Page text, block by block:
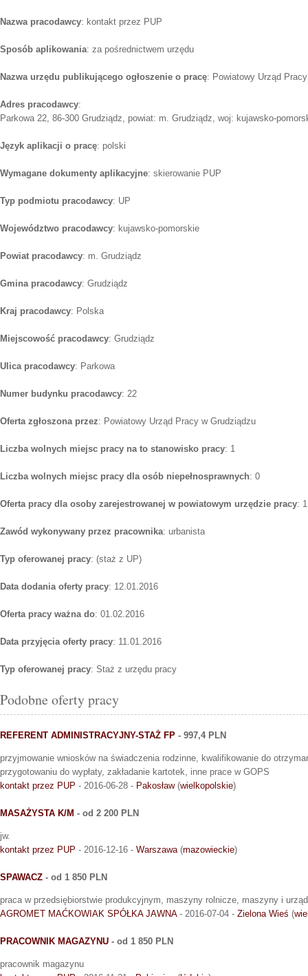
Nazwa pracodawcy: kontakt przez PUP
Sposób aplikowania: za pośrednictwem urzędu
Nazwa urzędu publikującego ogłoszenie o pracę: Powiatowy Urząd
Adres pracodawcy:
Parkowa 22, 86-300 Grudziądz, powiat: m. Grudziądz, woj: kujawsko-
Język aplikacji o pracę: polski
Wymagane dokumenty aplikacyjne: skierowanie PUP
Typ podmiotu pracodawcy: UP
Województwo pracodawcy: kujawsko-pomorskie
Powiat pracodawcy: m. Grudziądz
Gmina pracodawcy: Grudziądz
Kraj pracodawcy: Polska
Miejscowość pracodawcy: Grudziądz
Ulica pracodawcy: Parkowa
Numer budynku pracodawcy: 22
Oferta zgłoszona przez: Powiatowy Urząd Pracy w Grudziądzu
Liczba wolnych miejsc pracy na to stanowisko pracy: 1
Liczba wolnych miejsc pracy dla osób niepełnosprawnych: 0
Oferta pracy dla osoby zarejestrowanej w powiatowym urzędzie pracy: 1
Zawód wykonywany przez pracownika: urbanista
Typ oferowanej pracy: (staż z UP)
Data dodania oferty pracy: 12.01.2016
Oferta pracy ważna do: 01.02.2016
Data przyjęcia oferty pracy: 11.01.2016
Typ oferowanej pracy: Staż z urzędu pracy
Podobne oferty pracy
REFERENT ADMINISTRACYJNY-STAŻ FP - 997,4 PLN
przyjmowanie wniosków na świadczenia rodzinne, kwalifikowanie do
przygotowaniu do wypłaty, zakładanie kartotek, inne prace w GOPS
kontakt przez PUP - 2016-06-28 - Pakosław(wielkopolskie)
MASAŻYSTA K/M - od 2 200 PLN
jw.
kontakt przez PUP - 2016-12-16 - Warszawa (mazowieckie)
SPAWACZ - od 1 850 PLN
praca w przedsiębiorstwie produkcyjnym, maszyny rolnicze, maszyny i
AGROMET MAĆKOWIAK SPÓŁKA JAWNA- 2016-07-04 - Zielona Wieś (
PRACOWNIK MAGAZYNU - od 1 850 PLN
pracownik magazynu